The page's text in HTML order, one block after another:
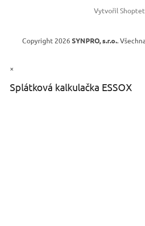
Vytvořil Shoptet
Copyright 2026 SYNPRO, s.r.o..
×
Splátková kalkulačka ESSOX